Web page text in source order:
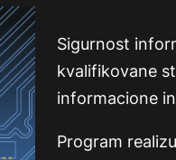
Sigurnost
kvalifikovane
informacione
Program